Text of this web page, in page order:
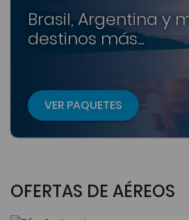
Brasil, Argentina y
destinos más...
VER PAQUETES
OFERTAS DE AÉREOS